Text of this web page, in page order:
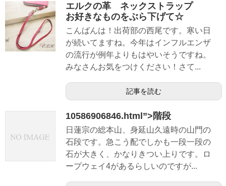
エルクの革 ネックストラップ
お好きなものをぶら下げて☆
こんばんは！出荷部の西尾です。寒い日
が続いてますね。今年はインフルエンザ
の流行が例年よりもはやいそうですね。
みなさんお気をつけください！さて...
記事を読む
10586906846.html”>階段
日蓮宗の総本山、身延山久遠時の山門の
石段です。急こう配でしかも一段一段の
石が大きく、かなりきつい上りです。ロ
ープウェイ4があるらしいのですが...